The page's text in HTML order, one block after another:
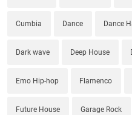
Cumbia Dance Dance
Dark wave Deep House
Emo Hip-hop Flamenco
Future House Garage Rock